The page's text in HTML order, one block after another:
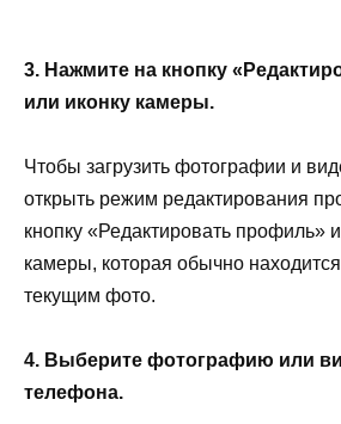
3. Нажмите на кнопку
или иконку камеры.
Чтобы загрузить фотографии и
открыть режим редактирования
кнопку «Редактировать профиль»
камеры, которая обычно
текущим фото.
4. Выберите фотографию или
телефона.